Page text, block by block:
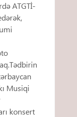
ATGTİ-
Musiqi
konsert